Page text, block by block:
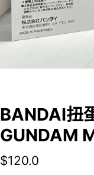
BANDAI扭
GUNDAM
$120.0